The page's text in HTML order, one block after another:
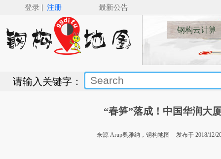
登录 | 注册 最新公告
钢构云计算
请输入关键字：
“春笋”落成！中国华润大
来源 Arup奥雅纳，钢构地图 发布于 2018/12/